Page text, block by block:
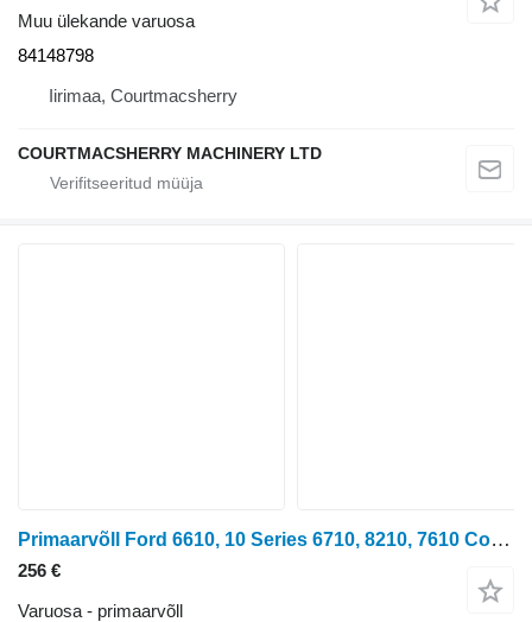
Muu ülekande varuosa
84148798
Iirimaa, Courtmacsherry
COURTMACSHERRY MACHINERY LTD
Primaarvõll Ford 6610, 10 Series 6710, 8210, 7610 Counter Shaft E6nn7z013aa, 8396 E6NN7Z013AA tüübi jaoks ratastraktori Ford 10 Series
256 €
Varuosa - primaarvõll